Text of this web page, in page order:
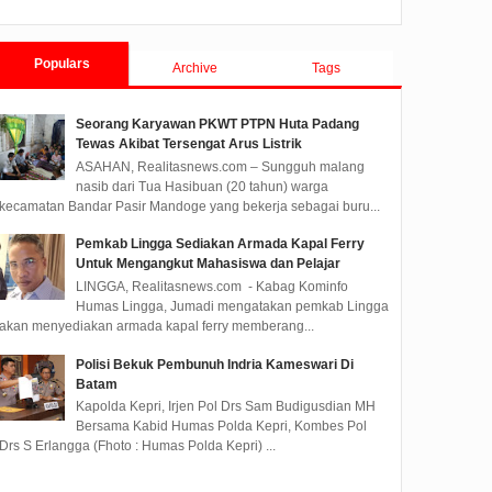
Wabup
Kepada
-
H. Surya, BSc
Wakil Bupati
Ta...
Populars Archive Tags
Seorang Karyawan PKWT PTPN Huta Padang
Tewas Akibat Tersengat Arus Listrik
ASAHAN, Realitasnews.com – Sungguh malang
nasib dari Tua Hasibuan (20 tahun) warga
kecamatan Bandar Pasir Mandoge yang bekerja sebagai buru...
Pemkab Lingga Sediakan Armada Kapal Ferry
Untuk Mengangkut Mahasiswa dan Pelajar
LINGGA, Realitasnews.com - Kabag Kominfo
Humas Lingga, Jumadi mengatakan pemkab Lingga
akan menyediakan armada kapal ferry memberang...
Polisi Bekuk Pembunuh Indria Kameswari Di
Batam
Kapolda Kepri, Irjen Pol Drs Sam Budigusdian MH
Bersama Kabid Humas Polda Kepri, Kombes Pol
Drs S Erlangga (Fhoto : Humas Polda Kepri) ...